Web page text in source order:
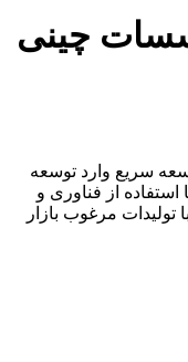
چینی
سریع وارد توسعه
از فناوری و
تولیدات مرغوب بازار